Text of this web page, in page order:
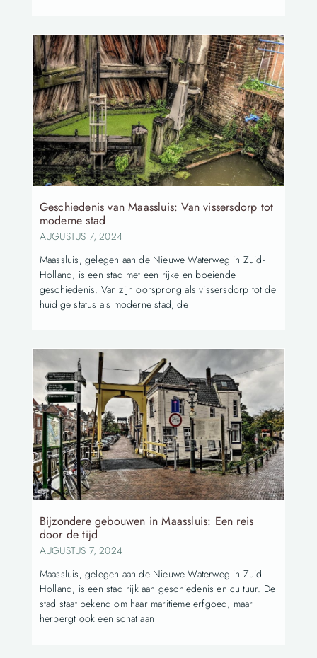
Geschiedenis van Maassluis: Van vissersdorp tot
moderne stad
AUGUSTUS 7, 2024
Maassluis, gelegen aan de Nieuwe Waterweg in Zuid-
Holland, is een stad met een rijke en boeiende
geschiedenis. Van zijn oorsprong als vissersdorp tot de
huidige status als moderne stad, de
Bijzondere gebouwen in Maassluis: Een reis
door de tijd
AUGUSTUS 7, 2024
Maassluis, gelegen aan de Nieuwe Waterweg in Zuid-
Holland, is een stad rijk aan geschiedenis en cultuur. De
stad staat bekend om haar maritieme erfgoed, maar
herbergt ook een schat aan